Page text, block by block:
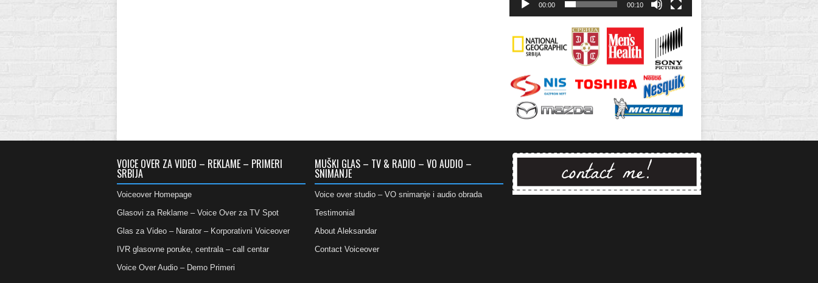
00:00 00:10
VOICE OVER ZA VIDEO – REKLAME – PRIMERI
SRBIJA
Voiceover Homepage
Glasovi za Reklame – Voice Over za TV Spot
Glas za Video – Narator – Korporativni Voiceover
IVR glasovne poruke, centrala – call centar
Voice Over Audio – Demo Primeri
MUŠKI GLAS – TV & RADIO – VO AUDIO –
SNIMANJE
Voice over studio – VO snimanje i audio obrada
Testimonial
About Aleksandar
Contact Voiceover